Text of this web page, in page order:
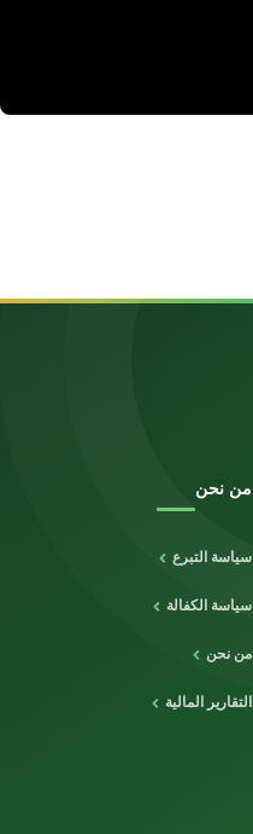
من نحن
سياسة التبرع
سياسة الكفالة
من نحن
التقارير المالية